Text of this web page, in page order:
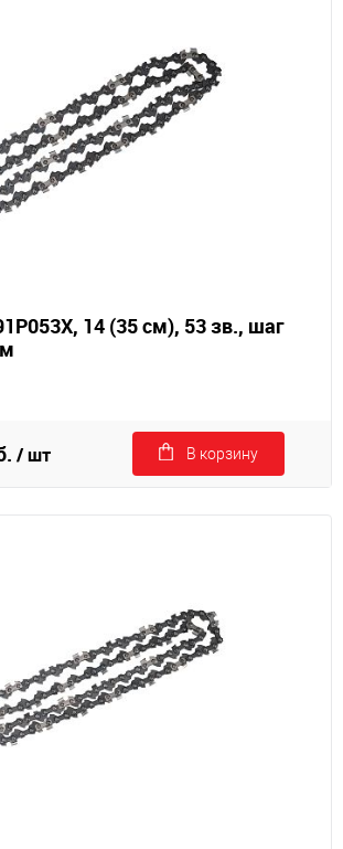
14 (35 см), 53 зв., шаг
/ шт В корзину